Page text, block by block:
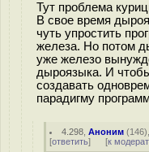
Тут проблема
В свое время
чуть упростить
железа. Но потом
уже железо
дыроязыка. И
создавать
парадигму
4.298 ,Аноним (146
[ответить] [к